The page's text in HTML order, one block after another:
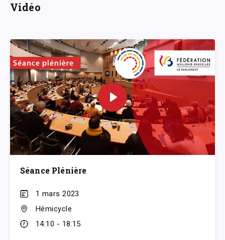
Vidéo
Séance Plénière
1 mars 2023
Hémicycle
14:10 - 18:15